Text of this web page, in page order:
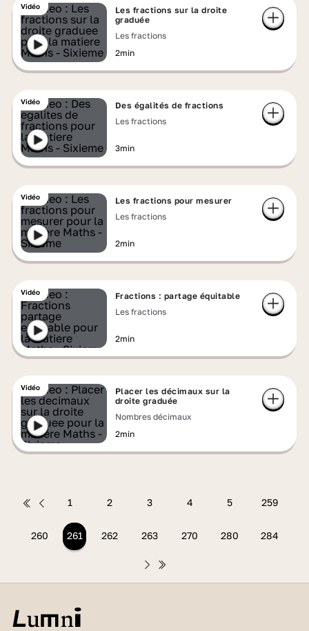
Vidéo
Les fractions sur la droite
graduée
Les fractions
2min
Vidéo
Des égalités de fractions
Les fractions
3min
Vidéo
Les fractions pour mesurer
Les fractions
2min
Vidéo
Fractions : partage équitable
Les fractions
2min
Vidéo
Placer les décimaux sur la
droite graduée
Nombres décimaux
2min
1 2 3 4 5 259
260 261 262 263 270 280 284